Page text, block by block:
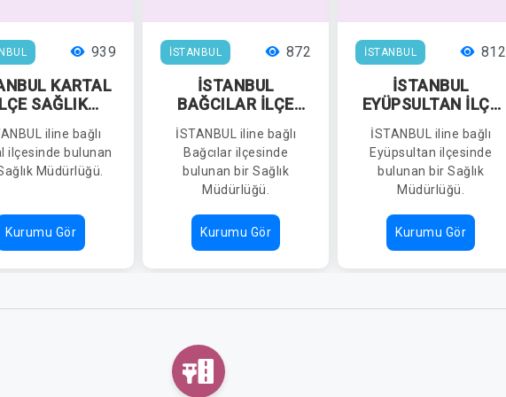
939
KARTAL
SAĞLIK
iline bağlı
ilçesinde bulunan
Müdürlüğü.
Kurumu Gör
İSTANBUL 872
İSTANBUL
BAĞCILAR İLÇE
MÜDÜRLÜĞÜ
İSTANBUL iline bağlı
Bağcılar ilçesinde
bulunan bir Sağlık
Müdürlüğü.
Kurumu Gör
İSTANBUL 812
İSTANBUL
EYÜPSULTAN İLÇE
MÜDÜRLÜĞÜ
İSTANBUL iline bağlı
Eyüpsultan ilçesinde
bulunan bir Sağlık
Müdürlüğü.
Kurumu Gör